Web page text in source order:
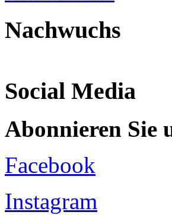
Nachwuchs
Social Media
Abonnieren Sie
Facebook
Instagram